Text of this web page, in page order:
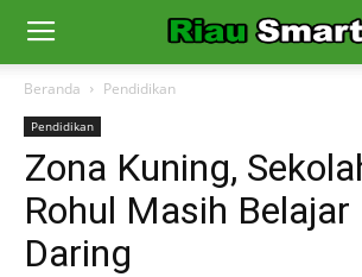
Beranda Pendidikan
Pendidikan
Zona Kuning,
Rohul Masih
Daring